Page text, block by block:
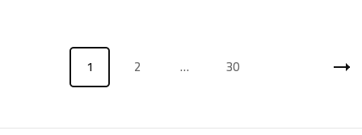
Sayfa
1 Sayfa
2 … Sayfa
30